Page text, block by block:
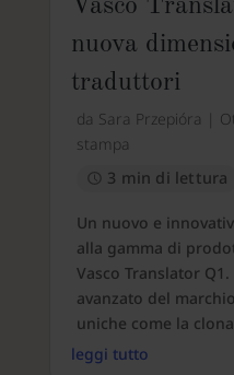
Vasco
nuova
traduttori
da Sara Przepióra
stampa
3 min di lettura
Un nuovo e
alla gamma di
Vasco Translator
avanzato del
uniche come la
leggi tutto